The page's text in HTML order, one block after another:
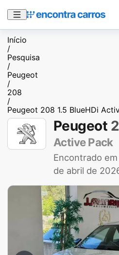
Início
/
Pesquisa
/
Peugeot
/
208
/
Peugeot 208 1.5 BlueHDi
Peugeot
Active Pack
Encontrado em
de abril de